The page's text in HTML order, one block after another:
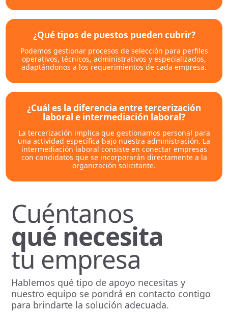
¿Qué tipos de puestos pueden cubrir?
Podemos gestionar procesos de selección para perfiles
operativos, técnicos, administrativos y especializados,
adaptándonos a los requerimientos de cada empresa.
¿Cuál es la diferencia entre tercerización
laboral e intermediación laboral?
La tercerización implica que gestionamos personal para
una actividad específica bajo nuestra administración. La
intermediación laboral consiste en conectar empresas
con candidatos que se incorporarán directamente a la
organización solicitante.
Cuéntanos
qué necesita
tu empresa
Hablemos qué tipo de apoyo necesitas y
nuestro equipo se pondrá en contacto contigo
para brindarte la solución adecuada.